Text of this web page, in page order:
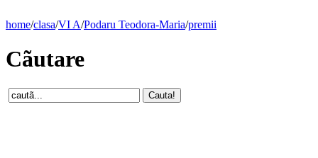
home/clasa/VI A/Podaru Teodora-Maria/premii
Cãutare